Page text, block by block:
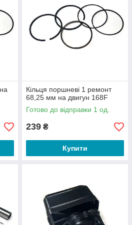
Кільця поршневі 1 ремонт
68,25 мм на двигун 168F
Готово до відправки 1 од.
239 ₴
Купити